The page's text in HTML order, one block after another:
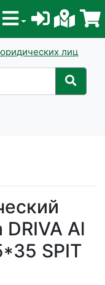
лиц
Al
SPIT